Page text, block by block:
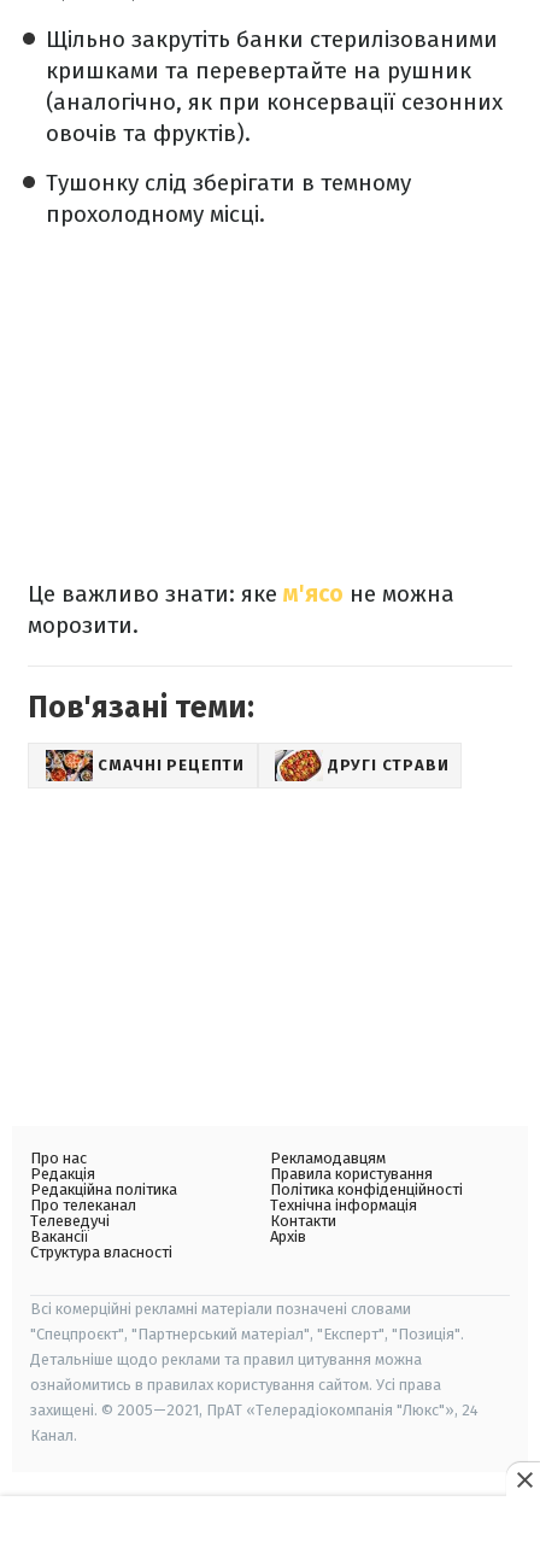
Щільно закрутіть банки стерилізованими
кришками та перевертайте на рушник
(аналогічно, як при консервації сезонних
овочів та фруктів).
Тушонку слід зберігати в темному
прохолодному місці.
Це важливо знати: яке м'ясо не можна
морозити.
Пов'язані теми:
СМАЧНІ РЕЦЕПТИ ДРУГІ СТРАВИ
Про нас
Редакція
Редакційна політика
Про телеканал
Телеведучі
Вакансії
Структура власності
Рекламодавцям
Правила користування
Політика конфіденційності
Технічна інформація
Контакти
Архів
Всі комерційні рекламні матеріали позначені словами
"Спецпроєкт", "Партнерський матеріал", "Експерт", "Позиція".
Детальніше щодо реклами та правил цитування можна
ознайомитись в правилах користування сайтом. Усі права
захищені. © 2005—2021, ПрАТ «Телерадіокомпанія "Люкс"», 24
Канал.